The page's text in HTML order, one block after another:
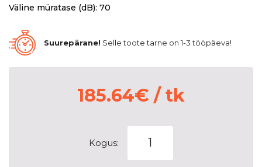
Väline müratase (dB): 70
Suurepärane! Selle toote tarne on 1-3 tööpäeva!
185.64€ / tk
Kogus:
EAGLE
F1